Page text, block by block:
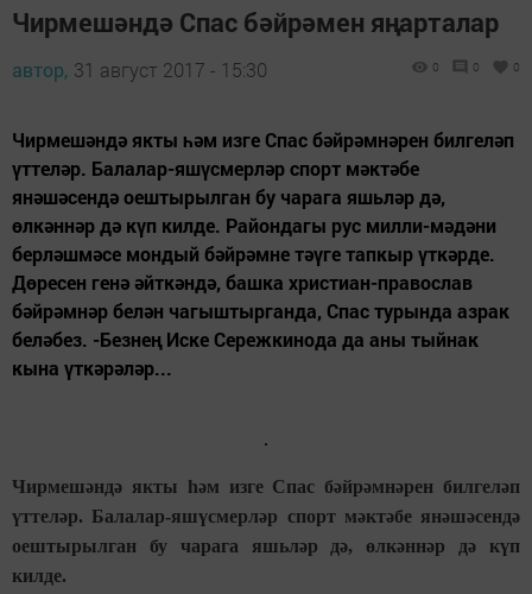
Чирмешәндә Спас бәйрәмен яңарталар
автор, 31 август 2017 - 15:30 0 0 0
Чирмешәндә якты һәм изге Спас бәйрәмнәрен билгеләп
үттеләр. Балалар-яшүсмерләр спорт мәктәбе
янәшәсендә оештырылган бу чарага яшьләр дә,
өлкәннәр дә күп килде. Райондагы рус милли-мәдәни
берләшмәсе мондый бәйрәмне тәүге тапкыр үткәрде.
Дөресен генә әйткәндә, башка христиан-православ
бәйрәмнәр белән чагыштырганда, Спас турында азрак
беләбез. -Безнең Иске Сережкинода да аны тыйнак
кына үткәрәләр...
Чирмешәндә якты һәм изге Спас бәйрәмнәрен билгеләп
үттеләр. Балалар-яшүсмерләр спорт мәктәбе янәшәсендә
оештырылган бу чарага яшьләр дә, өлкәннәр дә күп
килде.